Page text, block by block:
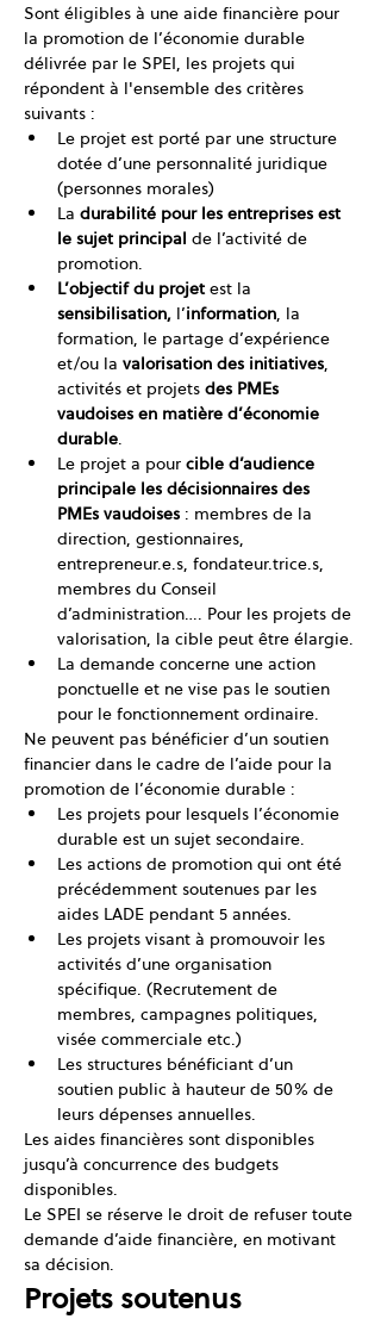
Sont éligibles à une aide financière pour
la promotion de l’économie durable
délivrée par le SPEI, les projets qui
répondent à l'ensemble des critères
suivants :
Le projet est porté par une structure
dotée d’une personnalité juridique
(personnes morales)
La durabilité pour les entreprises est
le sujet principal de l’activité de
promotion.
L’objectif du projet est la
sensibilisation, l’information, la
formation, le partage d’expérience
et/ou la valorisation des initiatives,
activités et projets des PMEs
vaudoises en matière d’économie
durable.
Le projet a pour cible d’audience
principale les décisionnaires des
PMEs vaudoises : membres de la
direction, gestionnaires,
entrepreneur.e.s, fondateur.trice.s,
membres du Conseil
d’administration…. Pour les projets de
valorisation, la cible peut être élargie.
La demande concerne une action
ponctuelle et ne vise pas le soutien
pour le fonctionnement ordinaire.
Ne peuvent pas bénéficier d’un soutien
financier dans le cadre de l’aide pour la
promotion de l’économie durable :
Les projets pour lesquels l’économie
durable est un sujet secondaire.
Les actions de promotion qui ont été
précédemment soutenues par les
aides LADE pendant 5 années.
Les projets visant à promouvoir les
activités d’une organisation
spécifique. (Recrutement de
membres, campagnes politiques,
visée commerciale etc.)
Les structures bénéficiant d’un
soutien public à hauteur de 50% de
leurs dépenses annuelles.
Les aides financières sont disponibles
jusqu’à concurrence des budgets
disponibles.
Le SPEI se réserve le droit de refuser toute
demande d’aide financière, en motivant
sa décision.
Projets soutenus